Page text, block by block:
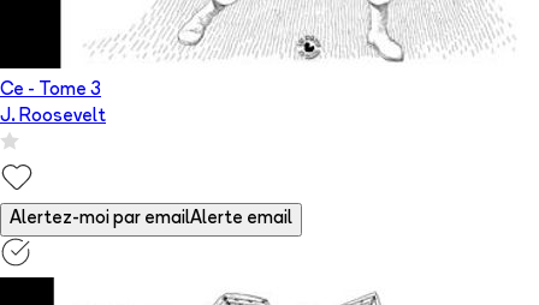
Ce - Tome 3
J. Roosevelt
Alertez-moi par emailAlerte email